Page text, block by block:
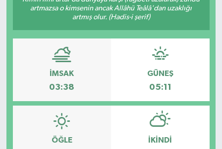
artmazsa o kimsenin ancak Allâhü Teâlâ'dan uzaklığı
artmış olur. (Hadis-i şerif)
İMSAK
03:38
GÜNEŞ
05:11
ÖĞLE İKINDI